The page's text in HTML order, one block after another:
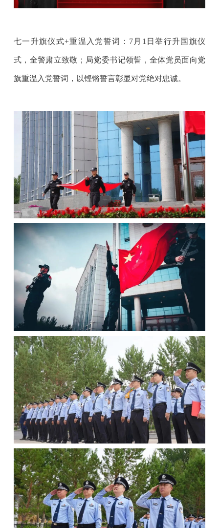
七一升旗仪式+重温入党誓词：7月1日举行升国旗仪
式，全警肃立致敬；局党委书记领誓，全体党员面向党
旗重温入党誓词，以铿锵誓言彰显对党绝对忠诚。